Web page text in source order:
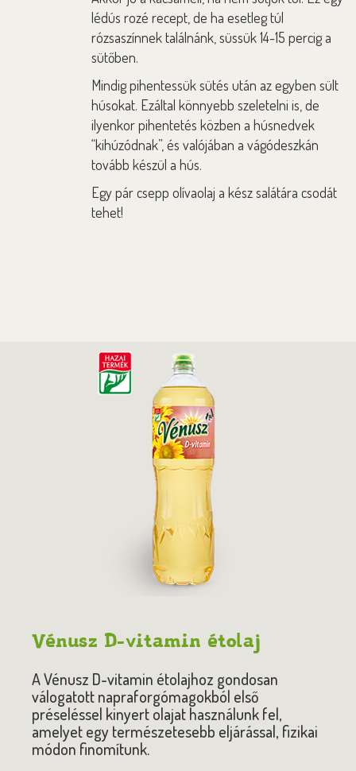
lédús rozé recept, de ha esetleg túl
rózsaszínnek találnánk, süssük 14-15 percig a
sütőben.
Mindig pihentessük sütés után az egyben sült
húsokat. Ezáltal könnyebb szeletelni is, de
ilyenkor pihentetés közben a húsnedvek
“kihúzódnak”, és valójában a vágódeszkán
tovább készül a hús.
Egy pár csepp olívaolaj a kész salátára csodát
tehet!
Vénusz D-vitamin étolaj
A Vénusz D-vitamin étolajhoz gondosan
válogatott napraforgómagokból első
préseléssel kinyert olajat használunk fel,
amelyet egy természetesebb eljárással, fizikai
módon finomítunk.